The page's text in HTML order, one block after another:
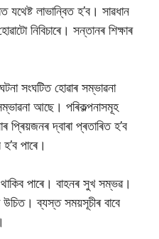
যথেষ্ট লাভান্বিত হ’ব। সাৱধান
নিবিচাৰে। সন্তানৰ শিক্ষাৰ
সংঘটিত হোৱাৰ সম্ভাৱনা
আছে। পৰিকল্পনাসমূহ
দ্বাৰা প্ৰতাৰিত হ’ব
পাৰে।
পাৰে। বাহনৰ সুখ সম্ভৱ।
উচিত। ব্যস্ত সময়সূচীৰ বাবে